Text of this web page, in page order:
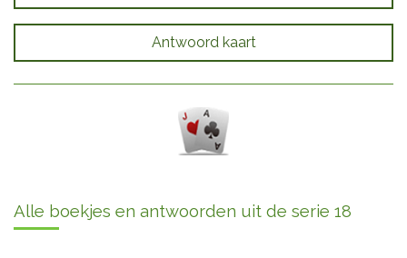
Antwoord kaart
Alle boekjes en antwoorden uit de serie 18